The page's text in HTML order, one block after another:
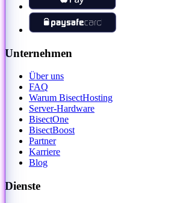
Unternehmen
Über uns
FAQ
Warum BisectHosting
Server-Hardware
BisectOne
BisectBoost
Partner
Karriere
Blog
Dienste